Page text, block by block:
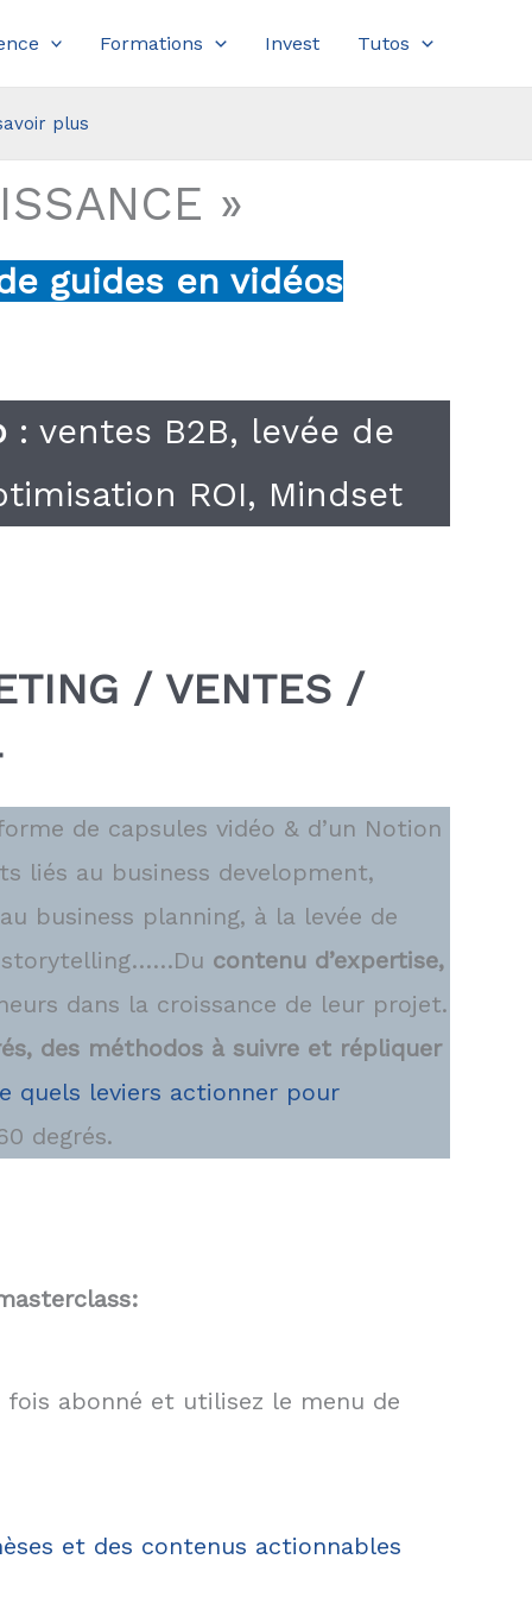
Formations Invest Tutos
plus
»
guides en vidéos
: ventes B2B, levée de
ROI, Mindset
/ VENTES /
de capsules vidéo & d’un Notion
liés au business development,
business planning, à la levée de
storytelling……Du contenu d’expertise,
dans la croissance de leur projet.
des méthodos à suivre et répliquer
quels leviers actionner pour
degrés.
abonné et utilisez le menu de
et des contenus actionnables